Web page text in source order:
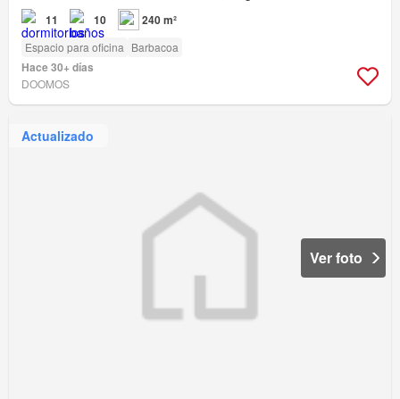
11 10 240 m²
Espacio para oficina Barbacoa
Hace 30+ días
DOOMOS
Actualizado
Ver foto